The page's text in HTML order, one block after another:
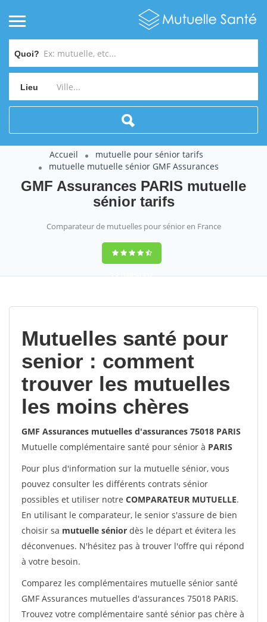
Quoi?
Lieu
Accueil
mutuelle pour sénior tarifs
mutuelle mutuelle sénior GMF Assurances
GMF Assurances PARIS mutuelle
sénior tarifs
Comparateur de mutuelles pour sénior en France
9,2(100%)452
Mutuelles santé pour
senior : comment
trouver les mutuelles
les moins chères
GMF Assurances mutuelles d'assurances 75018 PARIS
Mutuelle complémentaire santé pour sénior à PARIS
Pour plus d'information sur la mutuelle sénior, vous
pouvez consulter les différents contrats sénior
possibles et utiliser notre COMPARATEUR MUTUELLE.
En utilisant le comparateur, le senior s'assure de bien
choisir sa mutuelle sénior dès le départ et évitera les
déconvenues. N'hésitez pas à trouver l'offre qui répond
à votre besoin.
Comparez les complémentaires mutuelle sénior santé
GMF Assurances mutuelles d'assurances 75018 PARIS.
Trouvez votre complémentaire santé sénior pas chère à